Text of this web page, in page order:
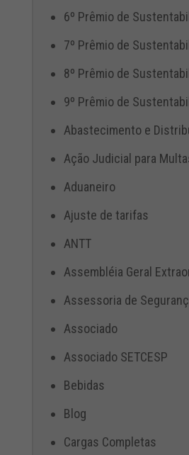
6º Prêmio de
7º Prêmio de
8º Prêmio de
9º Prêmio de
Abastecimento e
Ação Judicial para
Aduaneiro
Ajuste de tarifas
ANTT
Assembléia Geral
Assessoria de
Associado
Associado SETCESP
Bebidas
Blog
Cargas Completas